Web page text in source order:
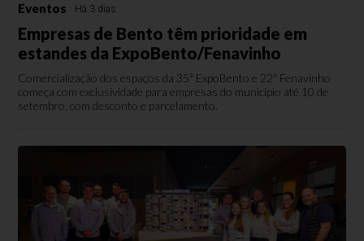
Eventos Há 3 dias
Empresas de Bento têm prioridade em
estandes da ExpoBento/Fenavinho
Comercialização dos espaços da 35ª ExpoBento e 22ª Fenavinho
começa com exclusividade para empresas do município até 10 de
setembro, com desconto e parcelamento.